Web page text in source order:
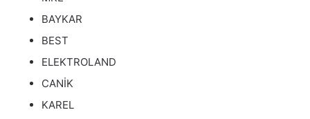
BAYKAR
BEST
ELEKTROLAND
CANİK
KAREL